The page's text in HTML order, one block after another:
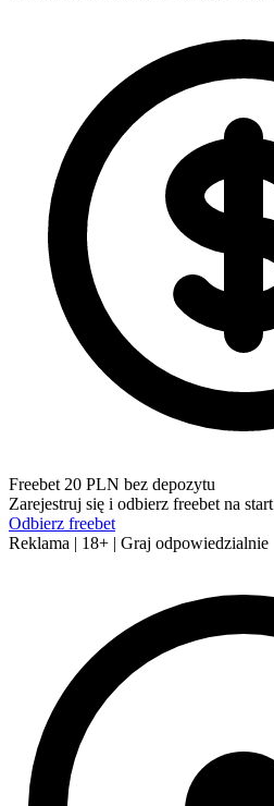
Freebet 20 PLN bez depozytu
Zarejestruj się i odbierz freebet na start
Odbierz freebet
Reklama | 18+ | Graj odpowiedzialnie